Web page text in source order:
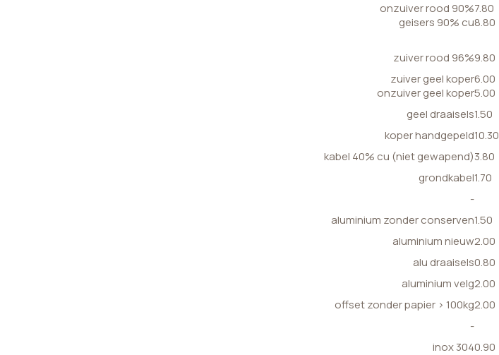
onzuiver rood 90%
geisers 90% cu
7.80
8.80
zuiver rood 96%9.80
zuiver geel koper
onzuiver geel koper
6.00
5.00
geel draaisels1.50
koper handgepeld10.30
kabel 40% cu (niet gewapend)3.80
grondkabel1.70
-
aluminium zonder conserven1.50
aluminium nieuw2.00
alu draaisels0.80
aluminium velg2.00
offset zonder papier > 100kg2.00
-
inox 3040.90